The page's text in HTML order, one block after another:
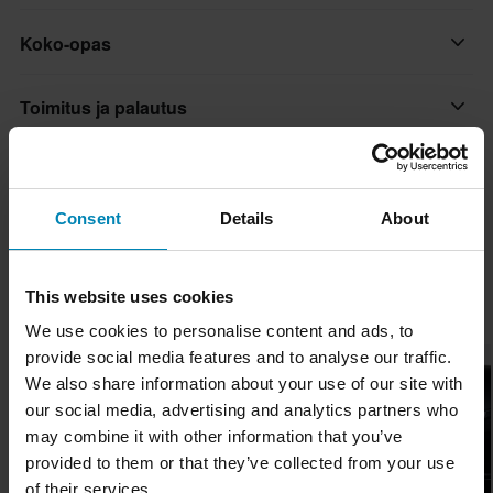
Consent Details About
This website uses cookies
We use cookies to personalise content and ads, to
provide social media features and to analyse our traffic.
We also share information about your use of our site with
our social media, advertising and analytics partners who
may combine it with other information that you’ve
provided to them or that they’ve collected from your use
of their services.
täydellisestä muodon ja toimivuuden yhdistelmästä IXS:n avulla.
• Integroitu sisäinen alaslaskettava visiiri
• Mikrolukitus (napsautussolki)
• Korkealaatuinen sisävuori
Tuotteen käyttäjä
Väri
Matta Musta
Merkki
iXS
Kypärän ominaisuudet
Pikakiinnitys
Koko-opas
Toimitus ja palautus
Teemme aina parhaamme varmistaaksemme, että vastaanotat
tuotteet mahdollisimman nopeasti!
Alin hintatakuu
Pyrimme pitämään yllä parhaita hintoja, mutta jos löydät silti
paremman hinnan kilpailijalta, vastaamme siihen hintaan.
Hintatakuumme on voimassa 14 päivän kuluessa ostoksestasi.
Ilmainen toimitus yli 150€ ostoksista*
Yli 150€ tilaukset ovat maksuttomia. *Tämä ei sisällä ylisuuria
Kysy jotain
Laadukkaat varusteet sekä moottoripyöriin että motocross-
pyöriin!.
Näytä kaikki iXS tuotteet
Suosikit tuotemerkiltä iXS
Huippuhinta! Huippuhinta! Huippuhinta!